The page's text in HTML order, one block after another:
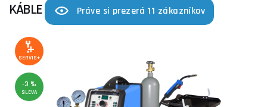
KÁBLE
Práve si prezerá 11 zákazníkov
SERVIS+
-3 %
SLEVA